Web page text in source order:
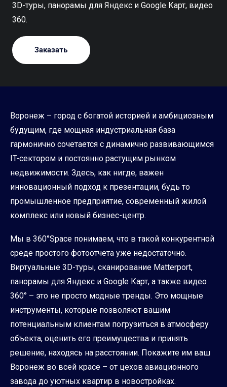
3D-туры, панорамы для Яндекс и Google Карт, видео
360.
Заказать
Воронеж – город с богатой историей и амбициозным
будущим, где мощная индустриальная база
гармонично сочетается с динамично развивающимся
IT-сектором и постоянно растущим рынком
недвижимости. Здесь, как нигде, важен
инновационный подход к презентации, будь то
промышленное предприятие, современный жилой
комплекс или новый бизнес-центр.
Мы в 360°Space понимаем, что в такой конкурентной
среде простого фотоотчета уже недостаточно.
Виртуальные 3D-туры, сканирование Matterport,
панорамы для Яндекс и Google Карт, а также видео
360° – это не просто модные тренды. Это мощные
инструменты, которые позволяют вашим
потенциальным клиентам погрузиться в атмосферу
объекта, оценить его преимущества и принять
решение, находясь на расстоянии. Покажите им ваш
Воронеж во всей красе – от цехов авиационного
завода до уютных квартир в новостройках.